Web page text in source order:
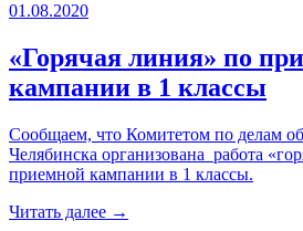
01.08.2020
«Горячая линия» по
кампании в 1 классы
Сообщаем, что Комитетом по делам
Челябинска организована работа
приемной кампании в 1 классы.
Читать далее →